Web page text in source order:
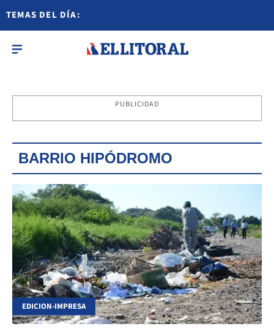
TEMAS DEL DÍA:
PUBLICIDAD
BARRIO HIPÓDROMO
EDICION-IMPRESA